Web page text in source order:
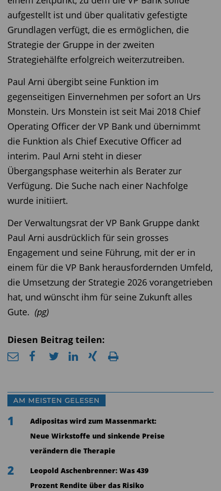
aufgestellt ist und über qualitativ gefestigte
Grundlagen verfügt, die es ermöglichen, die
Strategie der Gruppe in der zweiten
Strategiehälfte erfolgreich weiterzutreiben.
Paul Arni übergibt seine Funktion im
gegenseitigen Einvernehmen per sofort an Urs
Monstein. Urs Monstein ist seit Mai 2018 Chief
Operating Officer der VP Bank und übernimmt
die Funktion als Chief Executive Officer ad
interim. Paul Arni steht in dieser
Übergangsphase weiterhin als Berater zur
Verfügung. Die Suche nach einer Nachfolge
wurde initiiert.
Der Verwaltungsrat der VP Bank Gruppe dankt
Paul Arni ausdrücklich für sein grosses
Engagement und seine Führung, mit der er in
einem für die VP Bank herausfordernden Umfeld,
die Umsetzung der Strategie 2026 vorangetrieben
hat, und wünscht ihm für seine Zukunft alles
Gute. (pg)
Diesen Beitrag teilen:
AM MEISTEN GELESEN
1
Adipositas wird zum Massenmarkt:
Neue Wirkstoffe und sinkende Preise
verändern die Therapie
2
Leopold Aschenbrenner: Was 439
Prozent Rendite über das Risiko